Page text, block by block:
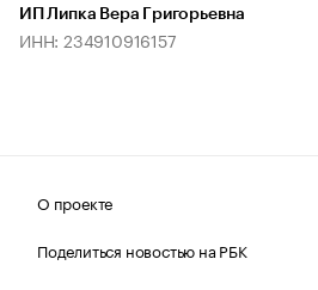
ИП Липка Вера Григорьевна
ИНН: 234910916157
О проекте
Поделиться новостью на РБК